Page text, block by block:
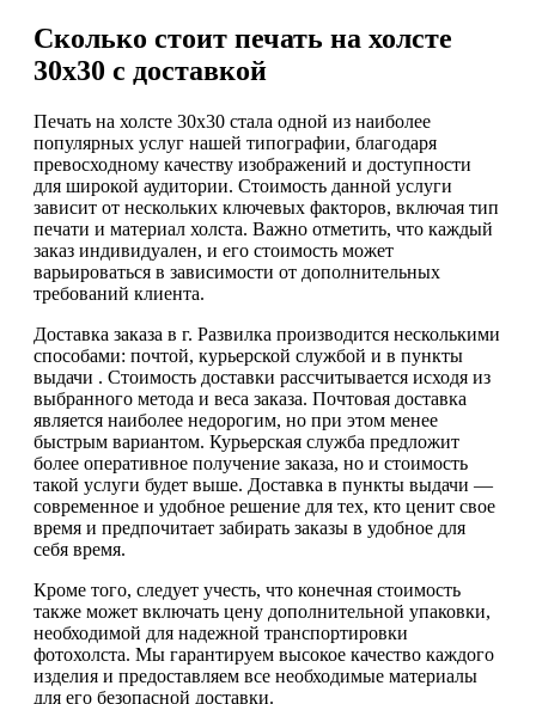
Сколько стоит печать на холсте
30х30 с доставкой
Печать на холсте 30х30 стала одной из наиболее
популярных услуг нашей типографии, благодаря
превосходному качеству изображений и доступности
для широкой аудитории. Стоимость данной услуги
зависит от нескольких ключевых факторов, включая тип
печати и материал холста. Важно отметить, что каждый
заказ индивидуален, и его стоимость может
варьироваться в зависимости от дополнительных
требований клиента.
Доставка заказа в г. Развилка производится несколькими
способами: почтой, курьерской службой и в пункты
выдачи . Стоимость доставки рассчитывается исходя из
выбранного метода и веса заказа. Почтовая доставка
является наиболее недорогим, но при этом менее
быстрым вариантом. Курьерская служба предложит
более оперативное получение заказа, но и стоимость
такой услуги будет выше. Доставка в пункты выдачи —
современное и удобное решение для тех, кто ценит свое
время и предпочитает забирать заказы в удобное для
себя время.
Кроме того, следует учесть, что конечная стоимость
также может включать цену дополнительной упаковки,
необходимой для надежной транспортировки
фотохолста. Мы гарантируем высокое качество каждого
изделия и предоставляем все необходимые материалы
для его безопасной доставки.